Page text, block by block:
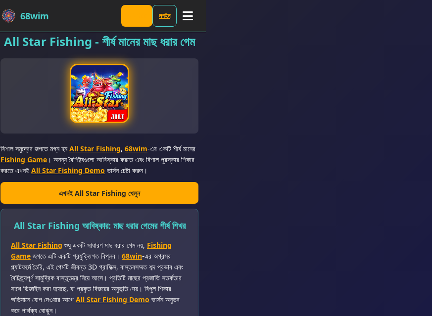
68wim লগইন
All Star Fishing - শীর্ষ মানের মাছ ধরার গেম
বিশাল সমুদ্রের জগতে মগ্ন হনAll Star Fishing, 68wim-এর একটি শীর্ষ মানের
Fishing Game । অনন্য বৈশিষ্ট্যগুলো আবিষ্কার করতে এবং বিশাল পুরস্কার শিকার
করতে এখনই All Star Fishing Demo ভার্সন চেষ্টা করুন।
এখনই All Star Fishing খেলুন
All Star Fishing আবিষ্কার: মাছ ধরার গেমের শীর্ষ শিখর
All Star Fishing শুধু একটি সাধারণ মাছ ধরার গেম নয়, Fishing
Game জগতে এটি একটি প্রযুক্তিগত বিপ্লব। 68win-এর অগ্রসর
প্ল্যাটফর্মে তৈরি, এই গেমটি জীবন্ত 3D গ্রাফিক্স, বাস্তবসম্মত শব্দ প্রভাব এবং
বৈচিত্র্যপূর্ণ সামুদ্রিক বাস্তুতন্ত্র নিয়ে আসে। প্রতিটি মাছের প্রজাতি সতর্কতার
সাথে ডিজাইন করা হয়েছে, যা প্রকৃত বিজয়ের অনুভূতি দেয়। বিপুল শিকার
অভিযানে যোগ দেওয়ার আগে All Star Fishing Demo ভার্সন অনুভব
করে পার্থক্য বোঝুন।